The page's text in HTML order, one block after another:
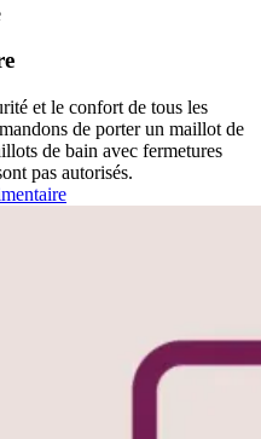
et le confort de tous les
de porter un maillot de
de bain avec fermetures
pas autorisés.